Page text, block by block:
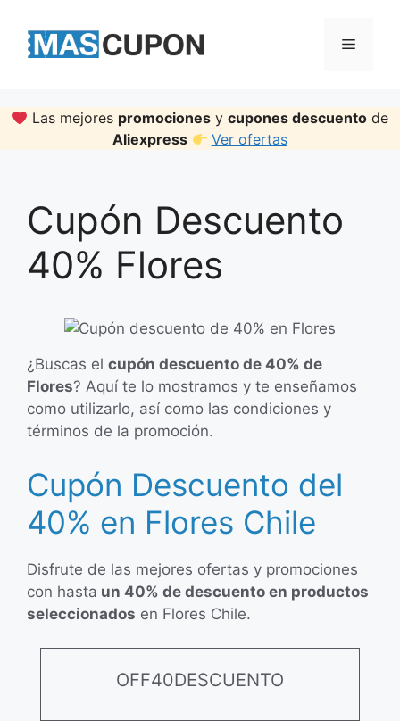
content
Menu
Las mejores promociones ycupones descuento de
Aliexpress
Ver ofertas
Cupón Descuento
40% Flores
¿Buscas el cupón descuento de 40% de
Flores? Aquí te lo mostramos y te enseñamos
como utilizarlo, así como las condiciones y
términos de la promoción.
Cupón Descuento del
40% en Flores Chile
Disfrute de las mejores ofertas y promociones
con hasta un 40% de descuento en productos
seleccionados en Flores Chile.
OFF40DESCUENTO